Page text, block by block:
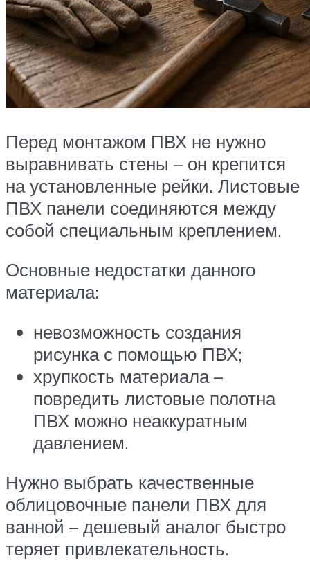
Перед монтажом ПВХ не нужно
выравнивать стены – он крепится
на установленные рейки. Листовые
ПВХ панели соединяются между
собой специальным креплением.
Основные недостатки данного
материала:
невозможность создания
рисунка с помощью ПВХ;
хрупкость материала –
повредить листовые полотна
ПВХ можно неаккуратным
давлением.
Нужно выбрать качественные
облицовочные панели ПВХ для
ванной – дешевый аналог быстро
теряет привлекательность.